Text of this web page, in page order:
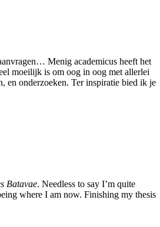
Menig academicus heeft het
moeilijk is om oog in oog met allerlei
en onderzoeken. Ter inspiratie bied ik je
Batavae. Needless to say I’m quite
where I am now. Finishing my thesis